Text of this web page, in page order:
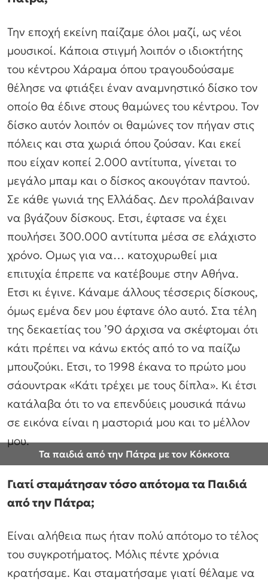
Την εποχή εκείνη παίζαμε όλοι μαζί, ως νέοι
μουσικοί. Κάποια στιγμή λοιπόν ο ιδιοκτήτης
του κέντρου Χάραμα όπου τραγουδούσαμε
θέλησε να φτιάξει έναν αναμνηστικό δίσκο τον
οποίο θα έδινε στους θαμώνες του κέντρου. Τον
δίσκο αυτόν λοιπόν οι θαμώνες τον πήγαν στις
πόλεις και στα χωριά όπου ζούσαν. Και εκεί
που είχαν κοπεί 2.000 αντίτυπα, γίνεται το
μεγάλο μπαμ και ο δίσκος ακουγόταν παντού.
Σε κάθε γωνιά της Ελλάδας. Δεν προλάβαιναν
να βγάζουν δίσκους. Ετσι, έφτασε να έχει
πουλήσει 300.000 αντίτυπα μέσα σε ελάχιστο
χρόνο. Ομως για να… κατοχυρωθεί μια
επιτυχία έπρεπε να κατέβουμε στην Αθήνα.
Ετσι κι έγινε. Κάναμε άλλους τέσσερις δίσκους,
όμως εμένα δεν μου έφτανε όλο αυτό. Στα τέλη
της δεκαετίας του ’90 άρχισα να σκέφτομαι ότι
κάτι πρέπει να κάνω εκτός από το να παίζω
μπουζούκι. Ετσι, το 1998 έκανα το πρώτο μου
σάουντρακ «Κάτι τρέχει με τους δίπλα». Κι έτσι
κατάλαβα ότι το να επενδύεις μουσικά πάνω
σε εικόνα είναι η μαστοριά μου και το μέλλον
μου.
Τα παιδιά από την Πάτρα με τον Kόκκοτα
Γιατί σταμάτησαν τόσο απότομα τα Παιδιά
από την Πάτρα;
Είναι αλήθεια πως ήταν πολύ απότομο το τέλος
του συγκροτήματος. Μόλις πέντε χρόνια
κρατήσαμε. Και σταματήσαμε γιατί θέλαμε να